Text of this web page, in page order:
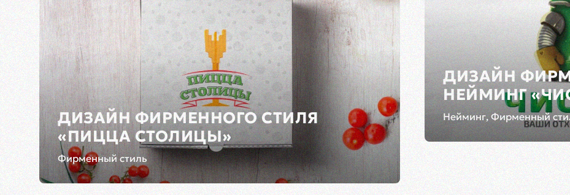
ДИЗАЙН
НЕЙМИНГ
Нейминг, Фирменный
ДИЗАЙН ФИРМЕННОГО СТИЛЯ
«ПИЦЦА СТОЛИЦЫ»
Фирменный стиль